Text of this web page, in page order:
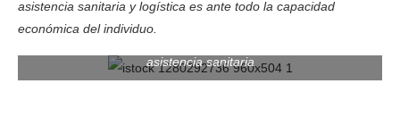
asistencia sanitaria y logística es ante todo la capacidad
económica del individuo.
asistencia sanitaria